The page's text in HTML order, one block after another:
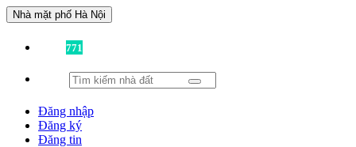
Nhà mặt phố Hà Nội
771
Đăng nhập
Đăng ký
Đăng tin